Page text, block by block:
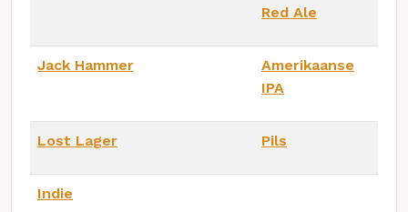
Red Ale
Jack Hammer
Amerikaanse
IPA
Lost Lager Pils
Indie